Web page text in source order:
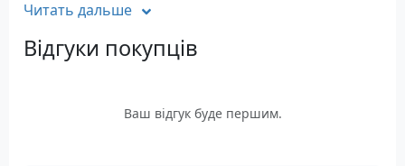
напливами Монте-Карло, який не тільки поглине
частину віддачі від пострілу, а й забезпечить
комфортне прицілювання. Ложе та рукоятка
прикрашений різьбленим візерунком, який не дає
Читать дальше
Відгуки покупців
Ваш відгук буде першим.